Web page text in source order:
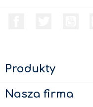
Produkty
Nasza firma